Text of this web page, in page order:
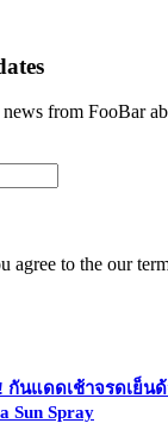
from FooBar
agree to the our
กันแดดเช้าจรดเย็น
Sun Spray